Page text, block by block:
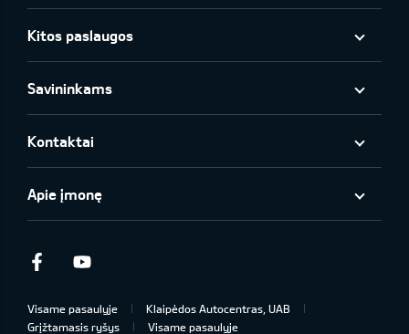
Kitos paslaugos
Savininkams
Kontaktai
Apie įmonę
Facebook
Visame pasaulyje
Klaipėdos Autocentras, UAB
Grįžtamasis ryšys
Visame pasaulyje